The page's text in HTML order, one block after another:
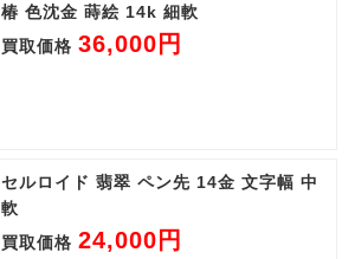
椿 色沈金 蒔絵 14k 細軟
買取価格 36,000円
セルロイド 翡翠 ペン先 14金 文字幅 中
軟
買取価格 24,000円